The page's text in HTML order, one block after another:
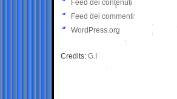
Feed dei contenuti
Feed dei commenti
WordPress.org
Credits: G.I